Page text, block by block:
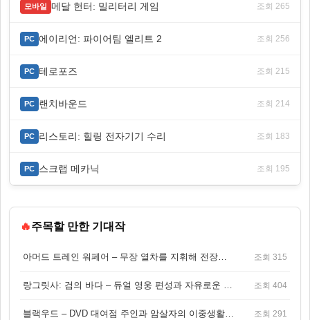
모바일 메달 헌터: 밀리터리 게임 조회 265
PC 에이리언: 파이어팀 엘리트 2 조회 256
PC 테로포즈 조회 215
PC 랜치바운드 조회 214
PC 리스토리: 힐링 전자기기 수리 조회 183
PC 스크랩 메카닉 조회 195
🔥주목할 만한 기대작
아머드 트레인 워페어 – 무장 열차를 지휘해 전장을 돌파하는 생존 전투 게임 조회 315
랑그릿사: 검의 바다 – 듀얼 영웅 편성과 자유로운 탐험을 결합한 판타지 전략 RPG 조회 404
블랙우드 – DVD 대여점 주인과 암살자의 이중생활을 그린 3인칭 액션 스릴러 게임 조회 291